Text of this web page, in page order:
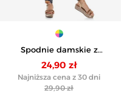
Spodnie damskie z
prostymi nogawkami o
luźnym kroju z wzorem -
WZÓR 1
24,90 zł
Najniższa cena z 30 dni
29,90 zł